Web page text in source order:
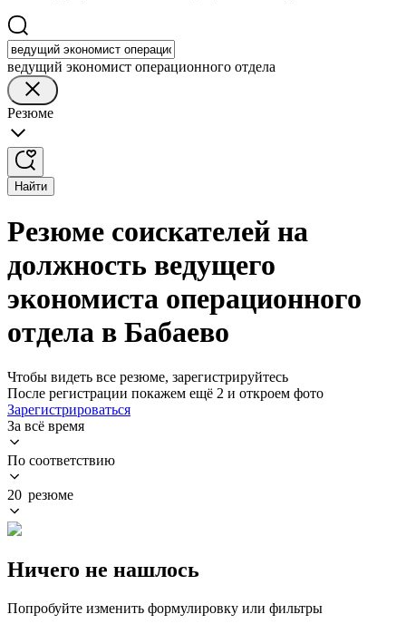
ведущий экономист операционного отдела
Резюме
Найти
Резюме соискателей на
должность ведущего
экономиста операционного
отдела в Бабаево
Чтобы видеть все резюме, зарегистрируйтесь
После регистрации покажем ещё 2 и откроем фото
Зарегистрироваться
За всё время
По соответствию
20 резюме
Ничего не нашлось
Попробуйте изменить формулировку или фильтры